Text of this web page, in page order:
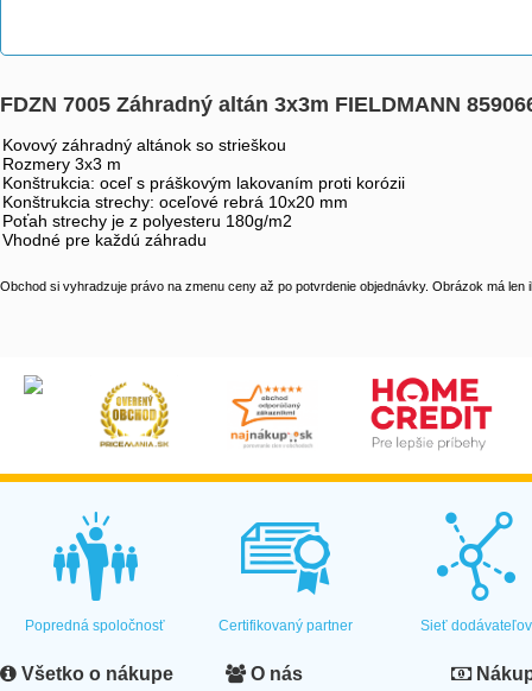
FDZN 7005 Záhradný altán 3x3m FIELDMANN
Kovový záhradný altánok so strieškou
Rozmery 3x3 m
Konštrukcia: oceľ s práškovým lakovaním proti korózii
Konštrukcia strechy: oceľové rebrá 10x20 mm
Poťah strechy je z polyesteru 180g/m2
Vhodné pre každú záhradu
Obchod si vyhradzuje právo na zmenu ceny až po potvrdenie objednávky. Obrázok má len
Popredná spoločnosť Certifikovaný partner Sieť dodávateľov
Všetko o nákupe O nás